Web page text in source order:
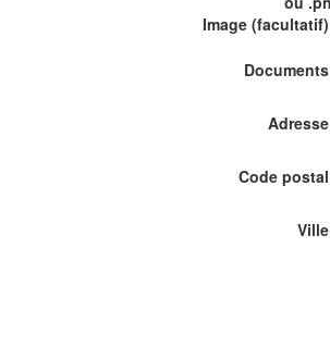
Image (facultatif)
Documents
Adresse
Code postal
Ville